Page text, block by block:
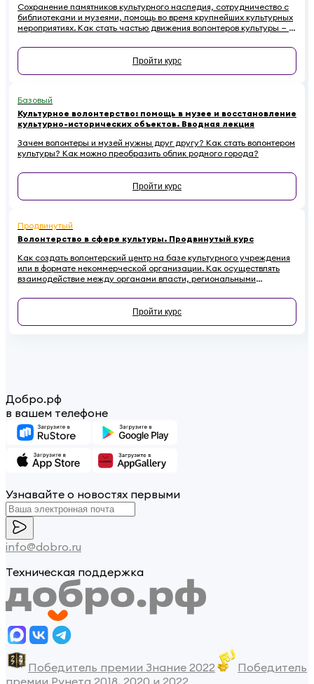
Сохранение памятников культурного наследия, сотрудничество с
библиотеками и музеями, помощь во время крупнейших культурных
мероприятиях. Как стать частью движения волонтеров культуры — в
Пройти курс
Базовый
Культурное волонтерство: помощь в музее и восстановление
культурно-исторических объектов. Вводная лекция
Зачем волонтеры и музей нужны друг другу? Как стать волонтером
культуры? Как можно преобразить облик родного города?
Пройти курс
Продвинутый
Волонтерство в сфере культуры. Продвинутый курс
Как создать волонтерский центр на базе культурного учреждения
или в формате некоммерческой организации. Как осуществлять
взаимодействие между органами власти, региональными
волонтерами. Почему необходимо привлекать волонтеров к
сохранению культурного наследия и как регулировать
взаимоотношения с ними в правовом поле - в этом курсе.
Пройти курс
Добро.рф
в вашем телефоне
Узнавайте о новостях первыми
info@dobro.ru
Техническая поддержка
Победитель премии Знание 2022
Победитель
премии Рунета 2018, 2020 и 2022